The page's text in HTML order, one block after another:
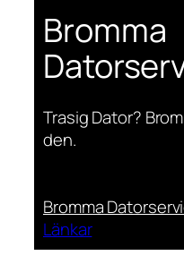
Bromma
Trasig Dator?
den.
Bromma
Länkar